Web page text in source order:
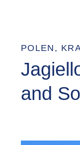
POLEN,
and